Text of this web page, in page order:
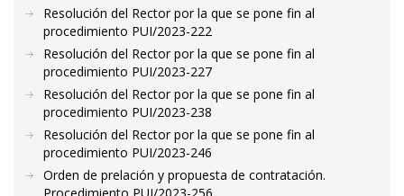
Resolución del Rector por la que se pone fin al
procedimiento PUI/2023-222
Resolución del Rector por la que se pone fin al
procedimiento PUI/2023-227
Resolución del Rector por la que se pone fin al
procedimiento PUI/2023-238
Resolución del Rector por la que se pone fin al
procedimiento PUI/2023-246
Orden de prelación y propuesta de contratación.